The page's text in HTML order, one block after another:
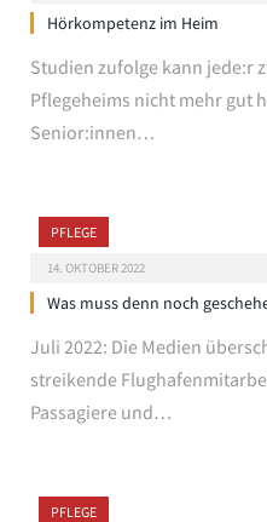
Hörkompetenz im Heim
Studien zufolge kann jede:r
Pflegeheims nicht mehr gut
Senior:innen…
PFLEGE
14. OKTOBER 2022
Was muss denn noch
Juli 2022: Die Medien
streikende
Passagiere und…
PFLEGE